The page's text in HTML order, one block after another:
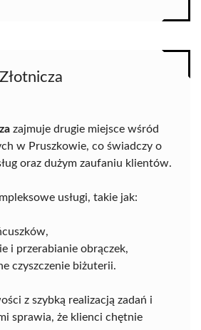
zajmuje drugie miejsce wśród
w Pruszkowie, co świadczy o
oraz dużym zaufaniu klientów.
usługi, takie jak:
i przerabianie obrączek,
czyszczenie biżuterii.
z szybką realizacją zadań i
sprawia, że klienci chętnie